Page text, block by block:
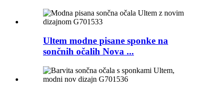
Ultem modne pisane sponke na
sončnih očalih Nova ...